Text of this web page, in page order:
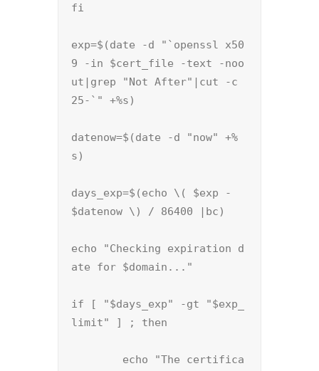
fi
exp=$(date -d "`openssl x50
9 -in $cert_file -text -noo
ut|grep "Not After"|cut -c
25-`" +%s)
datenow=$(date -d "now" +%
s)
days_exp=$(echo \( $exp -
$datenow \) / 86400 |bc)
echo "Checking expiration d
ate for $domain..."
if [ "$days_exp" -gt "$exp_
limit" ] ; then
echo "The certifica